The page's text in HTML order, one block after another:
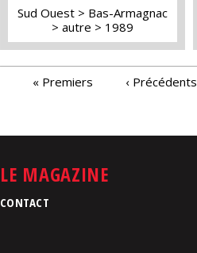
Sud Ouest
Bas-Armagnac
autre
1989
PAGES« Premiers ‹ Précédents
LE MAGAZINE
CONTACT